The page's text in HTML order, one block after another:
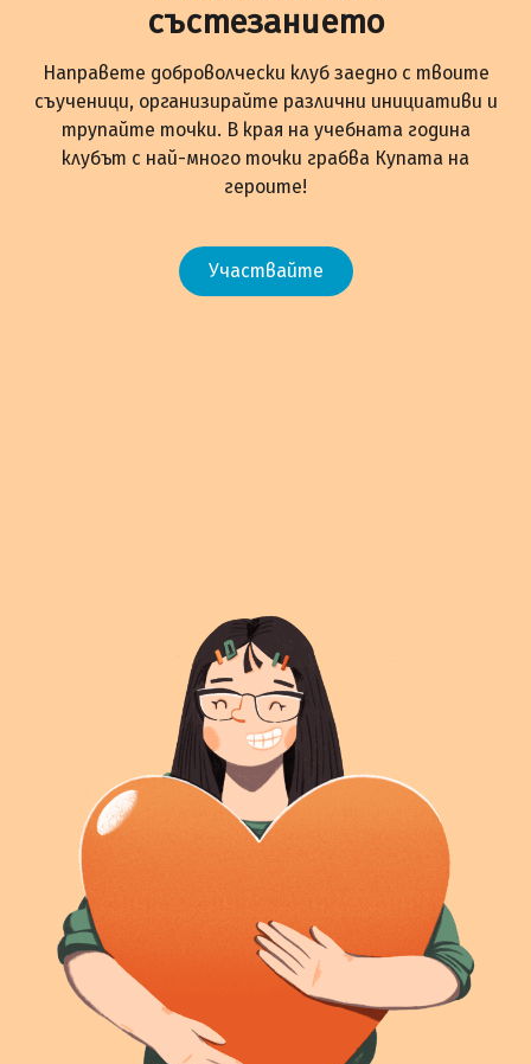
състезанието
Направете доброволчески клуб заедно с твоите
съученици, организирайте различни инициативи и
трупайте точки. В края на учебната година
клубът с най-много точки грабва Купата на
героите!
Участвайте